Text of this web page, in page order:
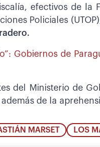
efectivos de la
Policiales
Gobiernos de
del Ministerio de
de la
MARSET LOS